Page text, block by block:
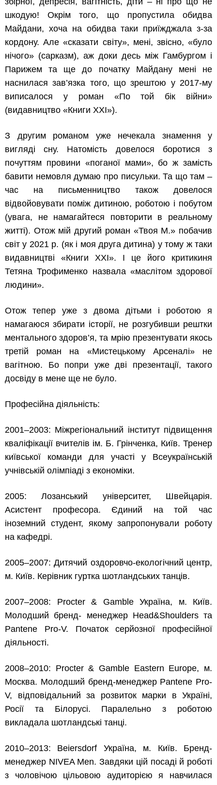
шкодую! Окрім того, що пропустила обидва
Майдани, хоча на обидва таки приїжджала з-за
кордону. Але «сказати світу», мені, звісно, «було
нічого» (сарказм), аж доки десь між Гамбургом і
Парижем та ще до початку Майдану мені не
наснилася зав’язка того, що зрештою у 2017-му
виписалося у роман «По той бік війни»
(видавництво «Книги ХХІ»).
З другим романом уже нечекала знамення у
вигляді сну. Натомість довелося боротися з
почуттям провини «поганої мами», бо ж замість
бавити немовля думаю про писульки. Та що там –
час на письменництво також довелося
відвойовувати поміж дитиною, роботою і побутом
(увага, не намагайтеся повторити в реальному
житті). Отож мій другий роман «Твоя М.» побачив
світ у 2021 р. (як і моя друга дитина) у тому ж таки
видавництві «Книги ХХІ». І це його критикиня
Тетяна Трофименко назвала «маслітом здорової
людини».
Отож тепер уже з двома дітьми і роботою я
намагаюся збирати історії, не розгубивши рештки
ментального здоров’я, та мрію презентувати якось
третій роман на «Мистецькому Арсеналі» не
вагітною. Бо попри уже дві презентації, такого
досвіду в мене ще не було.
Професійна діяльність:
2001–2003: Міжрегіональний інститут підвищення
кваліфікації вчителів ім. Б. Грінченка, Київ. Тренер
київської команди для участі у Всеукраїнській
учнівській олімпіаді з економіки.
2005: Лозанський університет, Швейцарія.
Асистент професора. Єдиний на той час
іноземний студент, якому запропонували роботу
на кафедрі.
2005–2007: Дитячий оздоровчо-екологічний центр,
м. Київ. Керівник гуртка шотландських танців.
2007–2008: Procter & Gamble Україна, м. Київ.
Молодший бренд- менеджер Head&Shoulders та
Pantene Pro-V. Початок серйозної професійної
діяльності.
2008–2010: Procter & Gamble Eastern Europe, м.
Москва. Молодший бренд-менеджер Pantene Pro-
V, відповідальний за розвиток марки в Україні,
Росії та Білорусі. Паралельно з роботою
викладала шотландські танці.
2010–2013: Beiersdorf Україна, м. Київ. Бренд-
менеджер NIVEA Men. Завдяки цій посаді й роботі
з чоловічою цільовою аудиторією я навчилася